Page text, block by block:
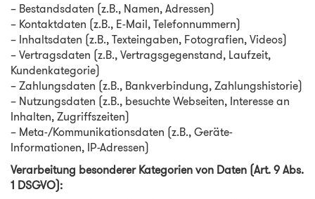
– Bestandsdaten (z.B., Namen, Adressen)
– Kontaktdaten (z.B., E-Mail, Telefonnummern)
– Inhaltsdaten (z.B., Texteingaben, Fotografien, Videos)
– Vertragsdaten (z.B., Vertragsgegenstand, Laufzeit,
Kundenkategorie)
– Zahlungsdaten (z.B., Bankverbindung, Zahlungshistorie)
– Nutzungsdaten (z.B., besuchte Webseiten, Interesse an
Inhalten, Zugriffszeiten)
– Meta-/Kommunikationsdaten (z.B., Geräte-
Informationen, IP-Adressen)
Verarbeitung besonderer Kategorien von Daten (Art. 9 Abs.
1 DSGVO):